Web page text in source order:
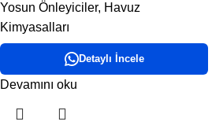
Yosun Önleyiciler, Havuz
Kimyasalları
Detaylı İncele
Devamını oku